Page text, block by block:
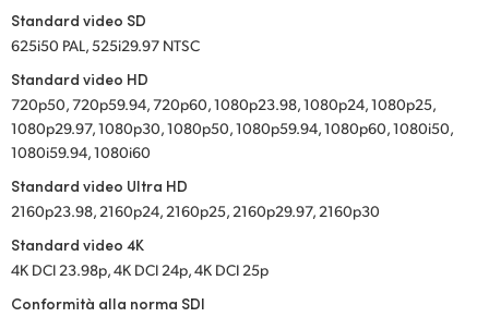
Standard video SD
625i50 PAL, 525i29.97 NTSC
Standard video HD
720p50, 720p59.94, 720p60, 1080p23.98, 1080p24, 1080p25,
1080p29.97, 1080p30, 1080p50, 1080p59.94, 1080p60, 1080i50,
1080i59.94, 1080i60
Standard video Ultra HD
2160p23.98, 2160p24, 2160p25, 2160p29.97, 2160p30
Standard video 4K
4K DCI 23.98p, 4K DCI 24p, 4K DCI 25p
Conformità alla norma SDI